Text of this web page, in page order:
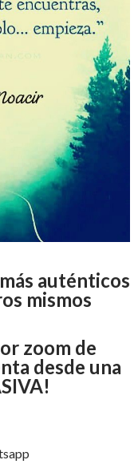
auténticos
mismos
zoom de
desde una